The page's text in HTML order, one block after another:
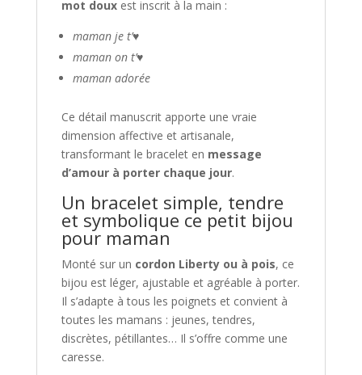
mot douxest inscrit à la main :
maman je t’♥
maman on t’♥
maman adorée
Ce détail manuscrit apporte une vraie
dimension affective et artisanale,
transformant le bracelet en message
d’amour à porter chaque jour.
Un bracelet simple, tendre
et symbolique ce petit bijou
pour maman
Monté sur un cordon Liberty ou à pois, ce
bijou est léger, ajustable et agréable à porter.
Il s’adapte à tous les poignets et convient à
toutes les mamans : jeunes, tendres,
discrètes, pétillantes… Il s’offre comme une
caresse.